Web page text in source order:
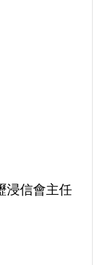
浸信會主任